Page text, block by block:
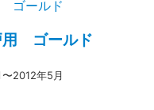
用 ゴールド
2012年5月